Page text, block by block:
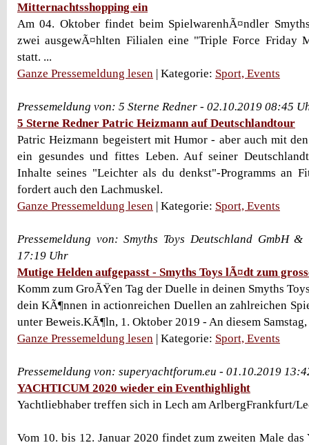
Mitternachtsshopping ein
Am 04. Oktober findet beim SpielwarenhÃ¤ndler
zwei ausgewÃ¤hlten Filialen eine "Triple Force Friday
statt. ...
Ganze Pressemeldung lesen | Kategorie: Sport, Events
Pressemeldung von: 5 Sterne Redner - 02.10.2019 08:45
5 Sterne Redner Patric Heizmann auf Deutschlandtour
Patric Heizmann begeistert mit Humor - aber auch mit
ein gesundes und fittes Leben. Auf seiner
Inhalte seines "Leichter als du denkst"-Programms an
fordert auch den Lachmuskel.
Ganze Pressemeldung lesen | Kategorie: Sport, Events
Pressemeldung von: Smyths Toys Deutschland GmbH
17:19 Uhr
Mutige Helden aufgepasst - Smyths Toys lÃ¤dt zum
Komm zum GroÃŸen Tag der Duelle in deinen Smyths
dein KÃ¶nnen in actionreichen Duellen an zahlreichen
unter Beweis.KÃ¶ln, 1. Oktober 2019 - An diesem Samstag,
Ganze Pressemeldung lesen | Kategorie: Sport, Events
Pressemeldung von: superyachtforum.eu - 01.10.2019
YACHTICUM 2020 wieder ein Eventhighlight
Yachtliebhaber treffen sich in Lech am ArlbergFrankfurt/
Vom 10. bis 12. Januar 2020 findet zum zweiten Male